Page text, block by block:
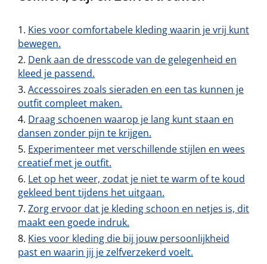
Kies voor comfortabele kleding waarin je vrij kunt
bewegen.
Denk aan de dresscode van de gelegenheid en
kleed je passend.
Accessoires zoals sieraden en een tas kunnen je
outfit compleet maken.
Draag schoenen waarop je lang kunt staan en
dansen zonder pijn te krijgen.
Experimenteer met verschillende stijlen en wees
creatief met je outfit.
Let op het weer, zodat je niet te warm of te koud
gekleed bent tijdens het uitgaan.
Zorg ervoor dat je kleding schoon en netjes is, dit
maakt een goede indruk.
Kies voor kleding die bij jouw persoonlijkheid
past en waarin jij je zelfverzekerd voelt.